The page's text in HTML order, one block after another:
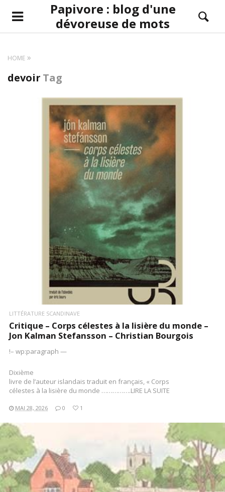
Papivore : blog d'une
dévoreuse de mots
HOME
devoir Tag
LIRE LA SUITE
LITTÉRATURE SCANDINAVE
Critique – Corps célestes à la lisière du monde –
Jon Kalman Stefansson – Christian Bourgois
!– wp:paragraph —
Dixième
livre de l’auteur islandais traduit en français, « Corps
célestes à la lisière du monde …………….LIRE LA SUITE
MAI 28, 2026 0 1